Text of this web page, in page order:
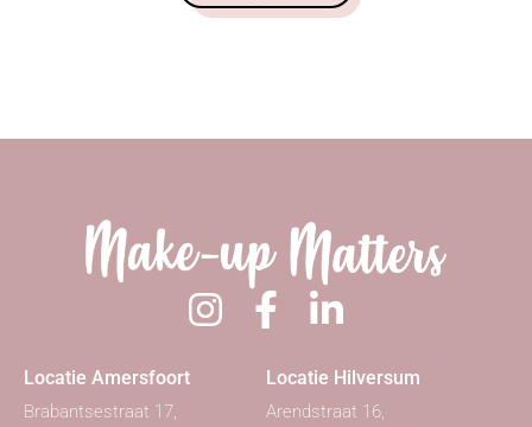
Locatie Amersfoort
Brabantsestraat 17,
Locatie Hilversum
Arendstraat 16,